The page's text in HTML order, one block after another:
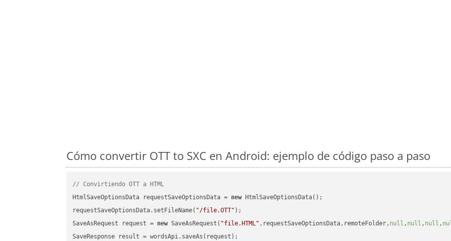
Cómo convertir OTT to SXC en Android: ejemplo de código paso a paso
// Convirtiendo OTT a HTML
HtmlSaveOptionsData requestSaveOptionsData = new HtmlSaveOptionsData();
requestSaveOptionsData.setFileName( "/file.OTT" );
SaveAsRequest request = new SaveAsRequest( "file.HTML" ,requestSaveOptionsData,remoteFolder, null , null , null ,
SaveResponse result = wordsApi.saveAs(request);